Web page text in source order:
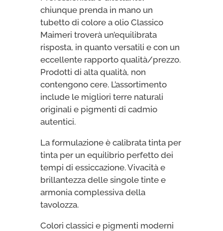
chiunque prenda in mano un
tubetto di colore a olio Classico
Maimeri troverà un’equilibrata
risposta, in quanto versatili e con un
eccellente rapporto qualità/prezzo.
Prodotti di alta qualità, non
contengono cere. L’assortimento
include le migliori terre naturali
originali e pigmenti di cadmio
autentici.
La formulazione è calibrata tinta per
tinta per un equilibrio perfetto dei
tempi di essiccazione. Vivacità e
brillantezza delle singole tinte e
armonia complessiva della
tavolozza.
Colori classici e pigmenti moderni